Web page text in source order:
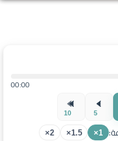
00:00
5
10
1×
1.5×
2×